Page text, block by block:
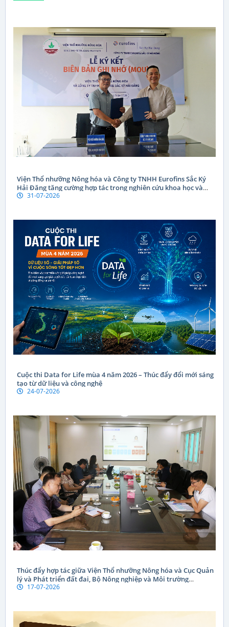
Viện Thổ nhưỡng Nông hóa và Công ty TNHH Eurofins Sắc Ký
Hải Đăng tăng cường hợp tác trong nghiên cứu khoa học và
chuyển giao công nghệ
31-07-2026
Cuộc thi Data for Life mùa 4 năm 2026 – Thúc đẩy đổi mới sáng
tạo từ dữ liệu và công nghệ
24-07-2026
Thúc đẩy hợp tác giữa Viện Thổ nhưỡng Nông hóa và Cục Quản
lý và Phát triển đất đai, Bộ Nông nghiệp và Môi trường
CHDCND Lào
17-07-2026